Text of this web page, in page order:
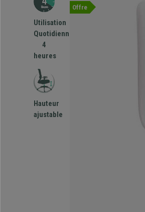
Utilisation
Quotidienne
4
heures
Hauteur
ajustable
Offre